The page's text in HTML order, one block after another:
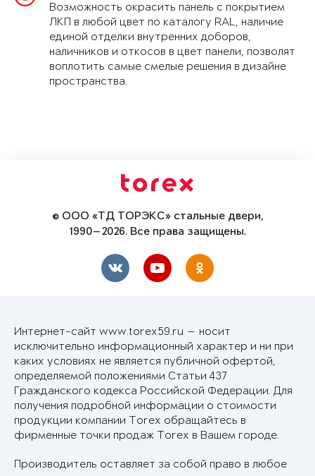
Возможность окрасить панель с покрытием
ЛКП в любой цвет по каталогу RAL, наличие
единой отделки внутренних доборов,
наличников и откосов в цвет панели, позволят
воплотить самые смелые решения в дизайне
пространства.
© ООО «ТД ТОРЭКС» стальные двери,
1990—2026. Все права защищены.
Интернет-сайт www.torex59.ru — носит
исключительно информационный характер и ни при
каких условиях не является публичной офертой,
определяемой положениями Статьи 437
Гражданского кодекса Российской Федерации. Для
получения подробной информации о стоимости
продукции компании Torex обращайтесь в
фирменные точки продаж Torex в Вашем городе.
Производитель оставляет за собой право в любое